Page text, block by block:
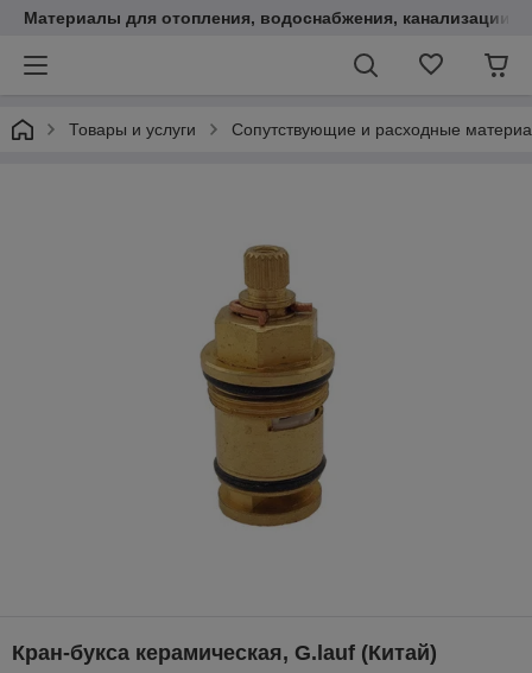
Материалы для отопления, водоснабжения, канализации.
Товары и услуги Сопутствующие и расходные
Кран-букса керамическая, G.lauf (Китай)